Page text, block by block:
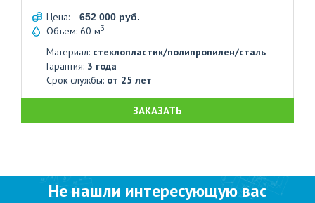
Цена: 652 000 руб.
Объем: 60 м3
Материал: стеклопластик/полипропилен/сталь
Гарантия: 3 года
Срок службы: от 25 лет
ЗАКАЗАТЬ
Не нашли интересующую вас